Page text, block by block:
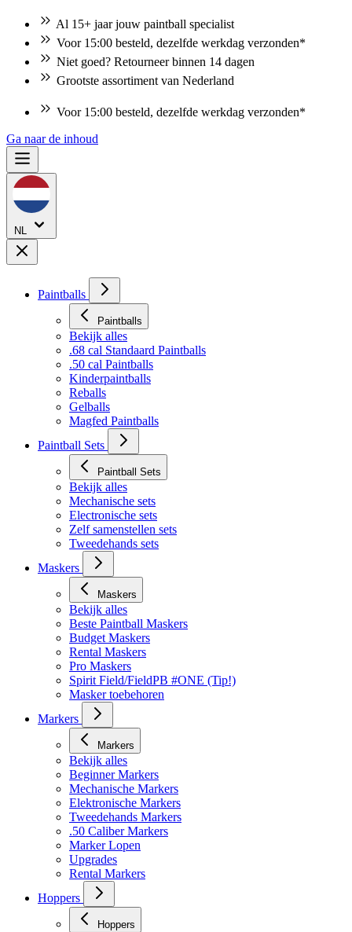
Al 15+ jaar jouw paintball specialist
Voor 15:00 besteld, dezelfde werkdag verzonden*
Niet goed? Retourneer binnen 14 dagen
Grootste assortiment van Nederland
Voor 15:00 besteld, dezelfde werkdag verzonden*
Ga naar de inhoud
NL
Paintballs
Paintballs
Bekijk alles
.68 cal Standaard Paintballs
.50 cal Paintballs
Kinderpaintballs
Reballs
Gelballs
Magfed Paintballs
Paintball Sets
Paintball Sets
Bekijk alles
Mechanische sets
Electronische sets
Zelf samenstellen sets
Tweedehands sets
Maskers
Maskers
Bekijk alles
Beste Paintball Maskers
Budget Maskers
Rental Maskers
Pro Maskers
Spirit Field/FieldPB #ONE (Tip!)
Masker toebehoren
Markers
Markers
Bekijk alles
Beginner Markers
Mechanische Markers
Elektronische Markers
Tweedehands Markers
.50 Caliber Markers
Marker Lopen
Upgrades
Rental Markers
Hoppers
Hoppers